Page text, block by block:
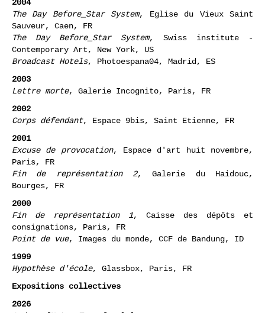
Fondation Caixa, Barcelona, ES
2004
The Day Before_Star System, Eglise du Vieux Saint
Sauveur, Caen, FR
The Day Before_Star System, Swiss institute -
Broadcast Hotels
Lettre morte
Corps défendant
2001
Excuse de provocation, Espace d'art huit novembre,
Paris, FR
Bourges, FR
2000
Fin de représentation 1, Caisse des dépôts et
Point de vue
Hypothèse d'école, Glassbox, Paris, FR
Expositions collectives